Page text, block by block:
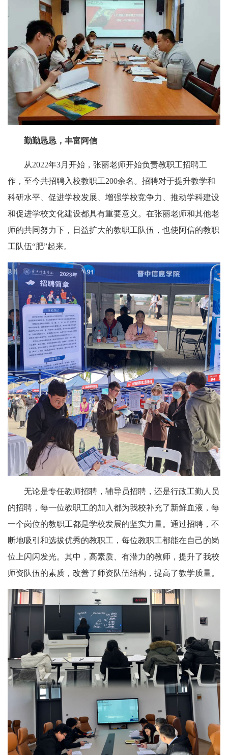
勤勤恳恳，丰富阿信
从2022年3月开始，张丽老师开始负责教职工招聘工
作，至今共招聘入校教职工200余名。招聘对于提升教学和
科研水平、促进学校发展、增强学校竞争力、推动学科建设
和促进学校文化建设都具有重要意义。在张丽老师和其他老
师的共同努力下，日益扩大的教职工队伍，也使阿信的教职
工队伍“肥”起来。
无论是专任教师招聘，辅导员招聘，还是行政工勤人员
的招聘，每一位教职工的加入都为我校补充了新鲜血液，每
一个岗位的教职工都是学校发展的坚实力量。通过招聘，不
断地吸引和选拔优秀的教职工，每位教职工都能在自己的岗
位上闪闪发光。其中，高素质、有潜力的教师，提升了我校
师资队伍的素质，改善了师资队伍结构，提高了教学质量。